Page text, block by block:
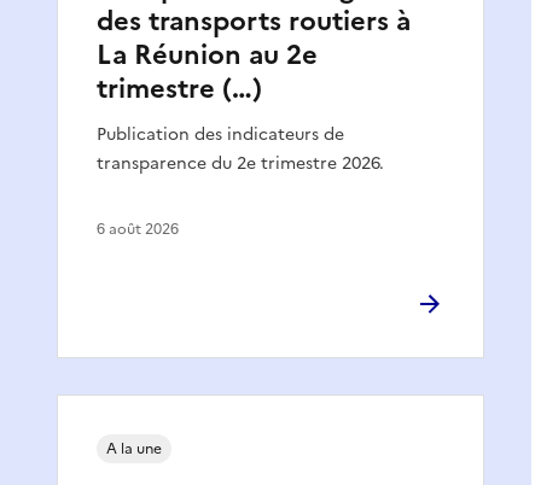
des transports routiers à
La Réunion au 2e
trimestre (…)
Publication des indicateurs de
transparence du 2e trimestre 2026.
6 août 2026
A la une